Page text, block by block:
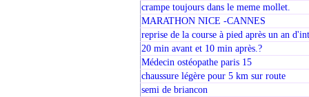
crampe toujours dans le meme mollet.
MARATHON NICE -CANNES
reprise de la course à pied après un an
20 min avant et 10 min après.?
Médecin ostéopathe paris 15
chaussure légère pour 5 km sur route
semi de briancon